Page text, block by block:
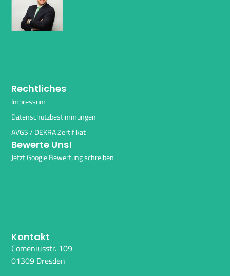
Rechtliches
Impressum
Datenschutzbestimmungen
AVGS / DEKRA Zertifikat
Bewerte Uns!
Jetzt Google Bewertung schreiben
Kontakt
Comeniusstr. 109
01309 Dresden